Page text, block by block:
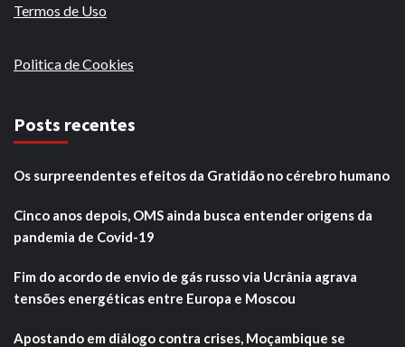
Termos de Uso
Politica de Cookies
Posts recentes
Os surpreendentes efeitos da Gratidão no cérebro humano
Cinco anos depois, OMS ainda busca entender origens da
pandemia de Covid-19
Fim do acordo de envio de gás russo via Ucrânia agrava
tensões energéticas entre Europa e Moscou
Apostando em diálogo contra crises, Moçambique se